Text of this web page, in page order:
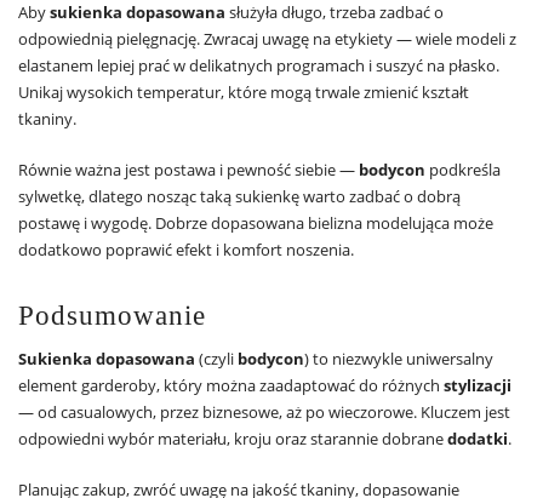
Abysukienka dopasowana służyła długo, trzeba zadbać o
odpowiednią pielęgnację. Zwracaj uwagę na etykiety — wiele modeli z
elastanem lepiej prać w delikatnych programach i suszyć na płasko.
Unikaj wysokich temperatur, które mogą trwale zmienić kształt
tkaniny.
Równie ważna jest postawa i pewność siebie — bodycon podkreśla
sylwetkę, dlatego nosząc taką sukienkę warto zadbać o dobrą
postawę i wygodę. Dobrze dopasowana bielizna modelująca może
dodatkowo poprawić efekt i komfort noszenia.
Podsumowanie
Sukienka dopasowana (czyli bodycon) to niezwykle uniwersalny
element garderoby, który można zaadaptować do różnych stylizacji
— od casualowych, przez biznesowe, aż po wieczorowe. Kluczem jest
odpowiedni wybór materiału, kroju oraz starannie dobranedodatki.
Planując zakup, zwróć uwagę na jakość tkaniny, dopasowanie